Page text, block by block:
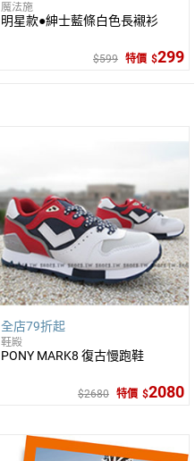
魔法施
明星款●紳士藍條白色長襯衫
599 特價 299
全店79折起
鞋殿
PONY MARK8 復古慢跑鞋
2680 特價 2080